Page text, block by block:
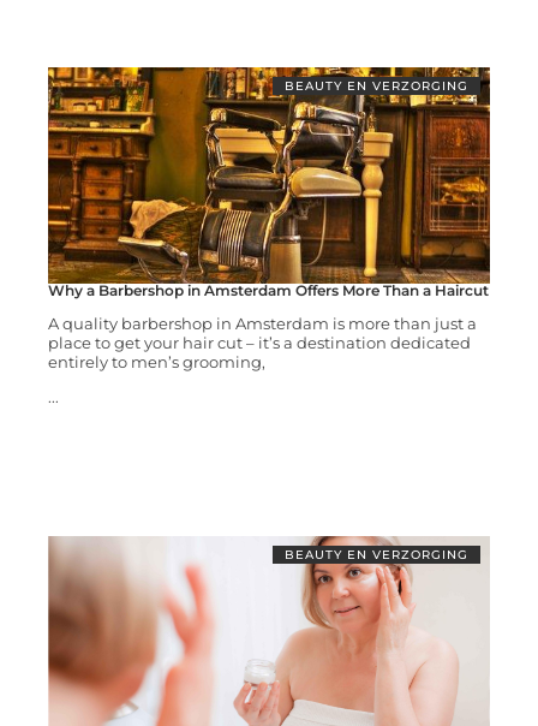
BEAUTY EN VERZORGING
Why a Barbershop in Amsterdam Offers More Than a Haircut
A quality barbershop in Amsterdam is more than just a
place to get your hair cut – it’s a destination dedicated
entirely to men’s grooming,
...
BEAUTY EN VERZORGING